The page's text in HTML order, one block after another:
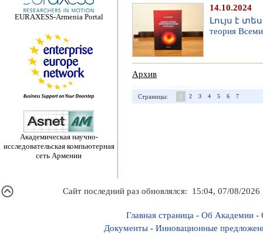
EURAXESS-Armenia Portal
Академическая научно-
исследовательская компьютерная
сеть Армении
14.10.2024
Լույս է
теория
Архив
Страницы: 1 2 3 4 5 6 7
Сайт последний раз обновлялся: 15:04, 07/08/2026
Главная страница - Об Академии-
Документы - Инновационные